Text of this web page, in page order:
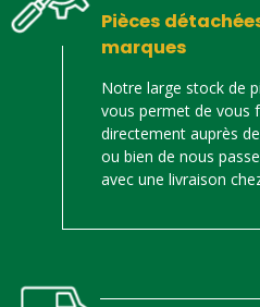
Pièces
marques
Notre large stock de
vous permet de vous
directement auprès
ou bien de nous
avec une livraison